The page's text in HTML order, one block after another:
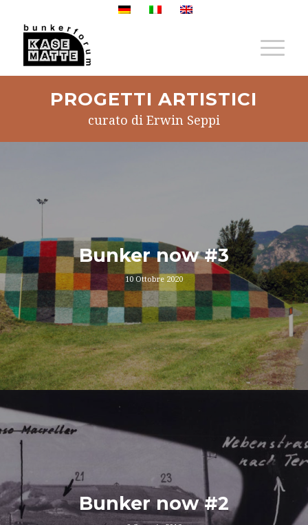
PROGETTI ARTISTICI
curato di Erwin Seppi
Bunker now #3
10 Ottobre 2020
Bunker now #2